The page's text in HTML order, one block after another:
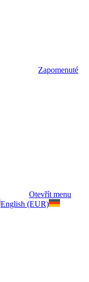
Zapomenuté
Otevřít menu
English (EUR)